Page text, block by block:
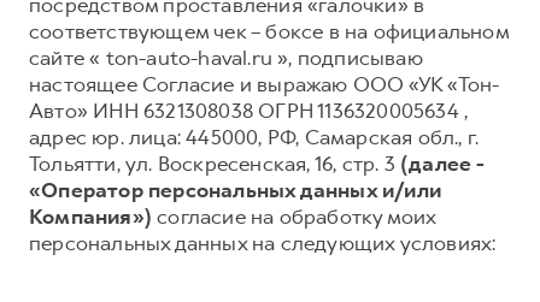
F7
от 2 899 000 ₽
F7X
от 3 599 000 ₽
КРЕДИТ И СТРАХОВАНИЕ
Кредитный калькулятор
Страхование
Кредит
КОРПОРАТИВНЫМ КЛИЕНТАМ
Для малого бизнеса
Регламенты технического обслуживания
Электронный ПТС
ПОДДЕРЖКА
GWM Безопасность
Гарантия HAVAL
Мобильное приложение GWM
соответствующем чек – боксе в на официальном
сайте « ton-auto-haval.ru », подписываю
настоящее Согласие и выражаю ООО «УК «Тон-
Авто» ИНН 6321308038 ОГРН 1136320005634 ,
адрес юр. лица: 445000, РФ, Самарская обл., г.
Тольятти, ул. Воскресенская, 16, стр. 3 (далее -
«Оператор персональных данных и/или
Компания») согласие на обработку моих
персональных данных на следующих условиях: